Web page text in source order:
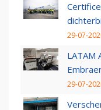
29-07-
LATAM
29-07-